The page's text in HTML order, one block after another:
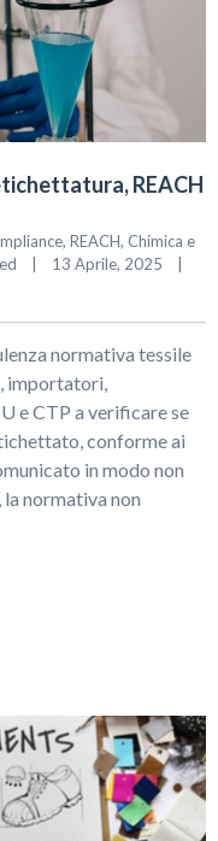
REACH
, REACH, Chimica e
13 Aprile, 2025
normativa tessile
importatori,
e CTP a verificare se
conforme ai
in modo non
normativa non